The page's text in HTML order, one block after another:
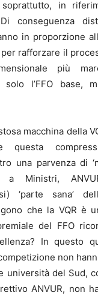
in
conseguenza
in proporzione
rafforzare il
più
l’FFO base,
macchina della
questa
una parvenza di
a Ministri,
‘parte sana’
che la VQR è
del FFO
In questo
non
università del Sud,
ANVUR, non